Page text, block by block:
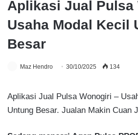
Aplikasi Jual Pulsa
Usaha Modal Kecil
Besar
Maz Hendro 30/10/2025 134
Aplikasi Jual Pulsa Wonogiri –
Untung Besar. Jualan Makin Cuan